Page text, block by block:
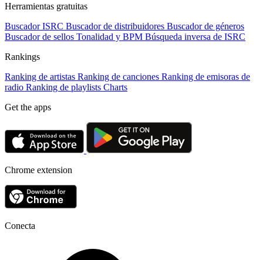
Herramientas gratuitas
Buscador ISRC Buscador de distribuidores Buscador de géneros
Buscador de sellos Tonalidad y BPM Búsqueda inversa de ISRC
Rankings
Ranking de artistas Ranking de canciones Ranking de emisoras de
radio Ranking de playlists Charts
Get the apps
Chrome extension
Conecta